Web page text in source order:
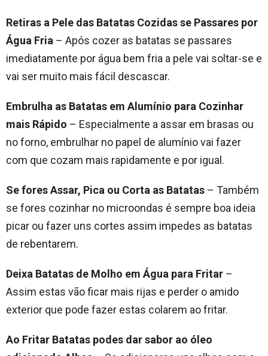
Retiras a Pele das Batatas Cozidas se Passares por
Água Fria – Após cozer as batatas se passares
imediatamente por água bem fria a pele vai soltar-se e
vai ser muito mais fácil descascar.
Embrulha as Batatas em Alumínio para Cozinhar
mais Rápido – Especialmente a assar em brasas ou
no forno, embrulhar no papel de alumínio vai fazer
com que cozam mais rapidamente e por igual.
Se fores Assar, Pica ou Corta as Batatas – Também
se fores cozinhar no microondas é sempre boa ideia
picar ou fazer uns cortes assim impedes as batatas
de rebentarem.
Deixa Batatas de Molho em Água para Fritar –
Assim estas vão ficar mais rijas e perder o amido
exterior que pode fazer estas colarem ao fritar.
Ao Fritar Batatas podes dar sabor ao óleo